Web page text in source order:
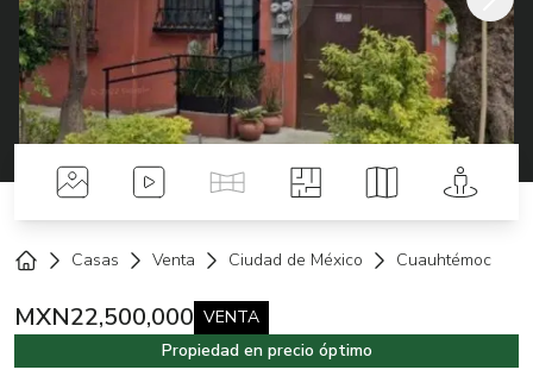
Fotos Videos Tour VirtualPlanos Mapa Street
Casas Venta Ciudad de México Cuauhtémoc
MXN22,500,000 VENTA
Propiedad en precio óptimo